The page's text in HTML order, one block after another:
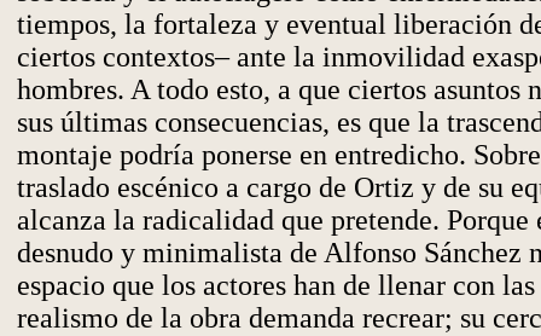
tiempos, la fortaleza y eventual liberación
ciertos contextos– ante la inmovilidad
hombres. A todo esto, a que ciertos asuntos
sus últimas consecuencias, es que la
montaje podría ponerse en entredicho.
traslado escénico a cargo de Ortiz y de su
alcanza la radicalidad que pretende. Porque
desnudo y minimalista de Alfonso Sánchez
espacio que los actores han de llenar con
realismo de la obra demanda recrear; su